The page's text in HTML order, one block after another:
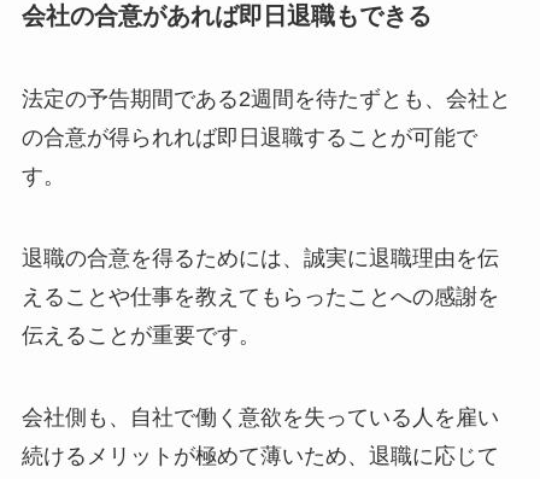
会社の合意があれば即日退職もできる
法定の予告期間である2週間を待たずとも、会社と
の合意が得られれば即日退職することが可能で
す。
退職の合意を得るためには、誠実に退職理由を伝
えることや仕事を教えてもらったことへの感謝を
伝えることが重要です。
会社側も、自社で働く意欲を失っている人を雇い
続けるメリットが極めて薄いため、退職に応じて